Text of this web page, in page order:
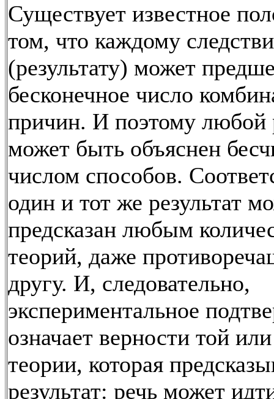
Существует известное
том, что каждому
(результату) может
бесконечное число
причин. И поэтому любой
может быть объяснен
числом способов.
один и тот же результат
предсказан любым
теорий, даже
другу. И, следовательно,
экспериментальное
означает верности той
теории, которая
результат: речь может